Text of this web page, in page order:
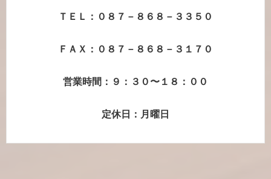
ＴＥＬ：０８７－８６８－３３５０
ＦＡＸ：０８７－８６８－３１７０
営業時間：９：３０〜１８：００
定休日：月曜日